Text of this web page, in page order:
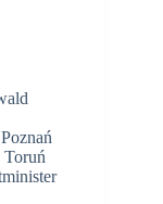
Toruń